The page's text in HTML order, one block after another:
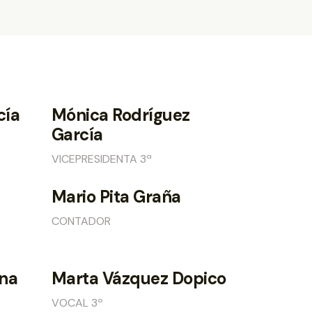
Mónica Rodríguez
García
VICEPRESIDENTA 3ª
Mario Pita Graña
CONTADOR
Marta Vázquez Dopico
VOCAL 3º